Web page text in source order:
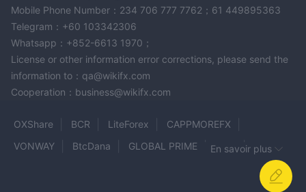
Mobile Phone Number：234 706 777 7762；61 449895363
Telegram：+60 103342306
Whatsapp：+852-6613 1970；
License or other information error corrections, please send the
information to：qa@wikifx.com
Cooperation：business@wikifx.com
OXShare BCR LiteForex
CAPPMOREFX
VONWAY
BtcDana GLOBAL PRIME
KIRA
En savoir plus